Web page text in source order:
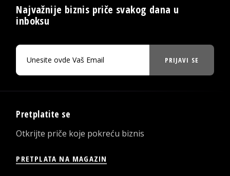
Najvažnije biznis priče svakog dana u
inboksu
PRIJAVI SE
Pretplatite se
Otkrijte priče koje pokreću biznis
PRETPLATA NA MAGAZIN